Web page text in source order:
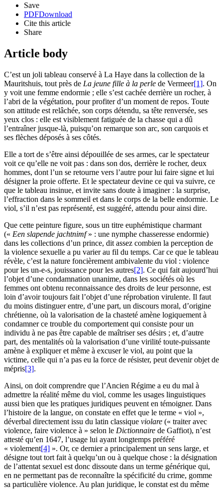
Save
PDFDownload
Cite this article
Share
Article body
C’est un joli tableau conservé à La Haye dans la collection de la
Mauritshuis, tout près de La jeune fille à la perle de Vermeer[1]. On
y voit une femme endormie ; elle s’est cachée derrière un rocher, à
l’abri de la végétation, pour profiter d’un moment de repos. Toute
son attitude est relâchée, son corps détendu, sa tête renversée, ses
yeux clos : elle est visiblement fatiguée de la chasse qui a dû
l’entraîner jusque-là, puisqu’on remarque son arc, son carquois et
ses flèches déposés à ses côtés.
Elle a tort de s’être ainsi dépouillée de ses armes, car le spectateur
voit ce qu’elle ne voit pas : dans son dos, derrière le rocher, deux
hommes, dont l’un se retourne vers l’autre pour lui faire signe et lui
désigner la proie offerte. Et le spectateur devine ce qui va suivre, ce
que le tableau insinue, et invite sans doute à imaginer : la surprise,
l’effraction dans le sommeil et dans le corps de la belle endormie. Le
viol, s’il n’est pas représenté, est suggéré, attendu pour ainsi dire.
Que cette peinture figure, sous un titre euphémistique charmant
(« Een slapende jachtnimf» : une nymphe chasseresse endormie)
dans les collections d’un prince, dit assez combien la perception de
la violence sexuelle a pu varier au fil du temps. Car ce que le tableau
révèle, c’est la nature foncièrement ambivalente du viol : violence
pour les un-e-s, jouissance pour les autres[2]. Ce qui fait aujourd’hui
l’objet d’une condamnation unanime, dans les sociétés où les
femmes ont obtenu reconnaissance des droits de leur personne, est
loin d’avoir toujours fait l’objet d’une réprobation virulente. Il faut
du moins distinguer entre, d’une part, un discours moral, d’origine
chrétienne, où la valorisation de la chasteté amène logiquement à
condamner ce trouble du comportement qui consiste pour un
individu à ne pas être capable de maîtriser ses désirs ; et, d’autre
part, des mentalités où la valorisation d’une virilité toute-puissante
amène à expliquer et même à excuser le viol, au point que la
victime, celle qui n’a pas eu la force de résister, peut devenir objet de
mépris[3].
Ainsi, on doit comprendre que l’Ancien Régime a eu du mal à
admettre la réalité même du viol, comme les usages linguistiques
aussi bien que les pratiques juridiques peuvent en témoigner. Dans
l’histoire de la langue, on constate en effet que le terme « viol »,
déverbal directement issu du latin classique violare (« traiter avec
violence, faire violence à » selon le Dictionnaire de Gaffiot), n’est
attesté qu’en 1647, l’usage lui ayant longtemps préféré
« violement[4] ». Or, ce dernier a principalement un sens large, et
désigne tout tort fait à quelqu’un ou à quelque chose : la désignation
de l’attentat sexuel est donc dissoute dans un terme générique qui,
en ne permettant pas de reconnaître la spécificité du crime, gomme
sa particulière violence. Au plan juridique, le constat est du même